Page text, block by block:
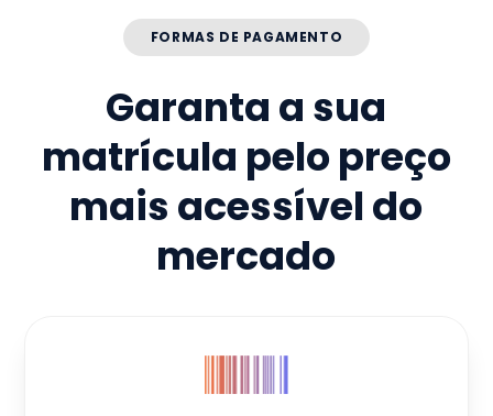
FORMAS DE PAGAMENTO
Garanta a sua
matrícula pelo preço
mais acessível do
mercado